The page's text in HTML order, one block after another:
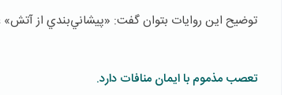
توضيح اين روايات بتوان گفت: «پيشاني‌بندي از
تعصب مذموم با ایمان منافات دارد.